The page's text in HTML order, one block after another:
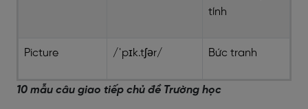
tính
Picture /ˈpɪk.tʃər/ Bức tranh
10 mẫu câu giao tiếp chủ đề Trường học